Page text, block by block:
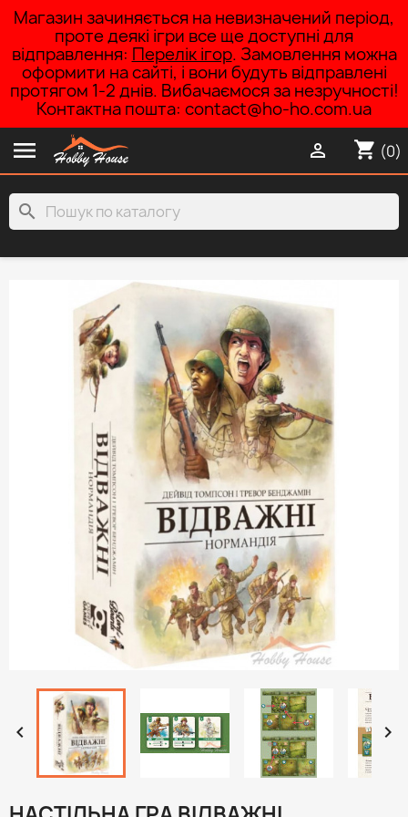
Магазин зачиняється на невизначений період,
проте деякі ігри все ще доступні для
відправлення: Перелік ігор. Замовлення можна
оформити на сайті, і вони будуть відправлені
протягом 1-2 днів. Вибачаємося за незручності!
Контактна пошта: contact@ho-ho.com.ua
 shopping_cart (0)

search
 